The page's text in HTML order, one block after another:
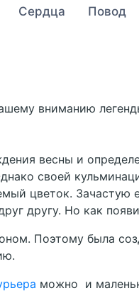
Сердца Повод
вниманию
весны и
своей
цветок. Зачастую
другу. Но как
Поэтому была
можно и